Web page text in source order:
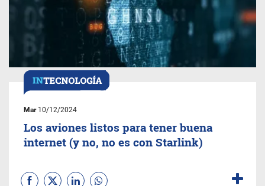
Mar10/12/2024
Los aviones listos para tener buena
internet (y no, no es con Starlink)